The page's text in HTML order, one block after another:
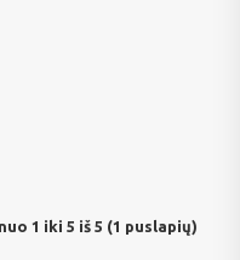
1 iki 5 iš 5 (1 puslapių)